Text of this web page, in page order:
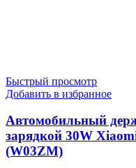
Быстрый просмотр
Добавить в избранное
Автомобильный
зарядкой 30W
(W03ZM)